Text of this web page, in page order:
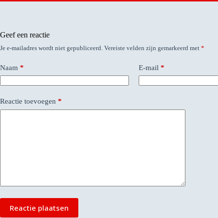
Geef een reactie
Je e-mailadres wordt niet gepubliceerd. Vereiste velden zijn gemarkeerd met *
Naam * E-mail *
Reactie toevoegen *
Reactie plaatsen